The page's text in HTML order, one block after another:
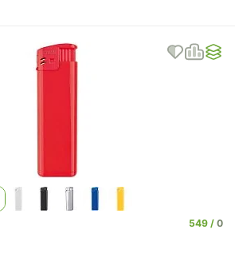
549
0